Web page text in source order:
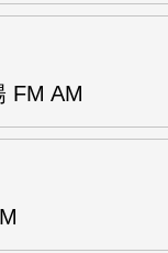
FM AM